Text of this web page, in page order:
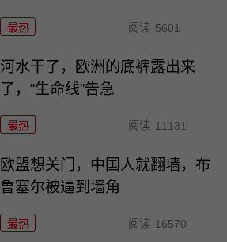
最热 阅读 5601
河水干了，欧洲的底裤露出来
了，“生命线”告急
最热 阅读 11131
欧盟想关门，中国人就翻墙，布
鲁塞尔被逼到墙角
最热 阅读 16570